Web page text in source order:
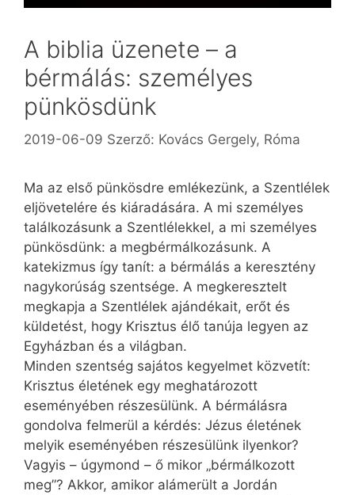
A biblia üzenete – a
bérmálás: személyes
pünkösdünk
2019-06-09 Szerző: Kovács Gergely, Róma
Ma az első pünkösdre emlékezünk, a Szentlélek
eljövetelére és kiáradására. A mi személyes
találkozásunk a Szentlélekkel, a mi személyes
pünkösdünk: a megbérmálkozásunk. A
katekizmus így tanít: a bérmálás a keresztény
nagykorúság szentsége. A megkeresztelt
megkapja a Szentlélek ajándékait, erőt és
küldetést, hogy Krisztus élő tanúja legyen az
Egyházban és a világban.
Minden szentség sajátos kegyelmet közvetít:
Krisztus életének egy meghatározott
eseményében részesülünk. A bérmálásra
gondolva felmerül a kérdés: Jézus életének
melyik eseményében részesülünk ilyenkor?
Vagyis – úgymond – ő mikor „bérmálkozott
meg”? Akkor, amikor alámerült a Jordán